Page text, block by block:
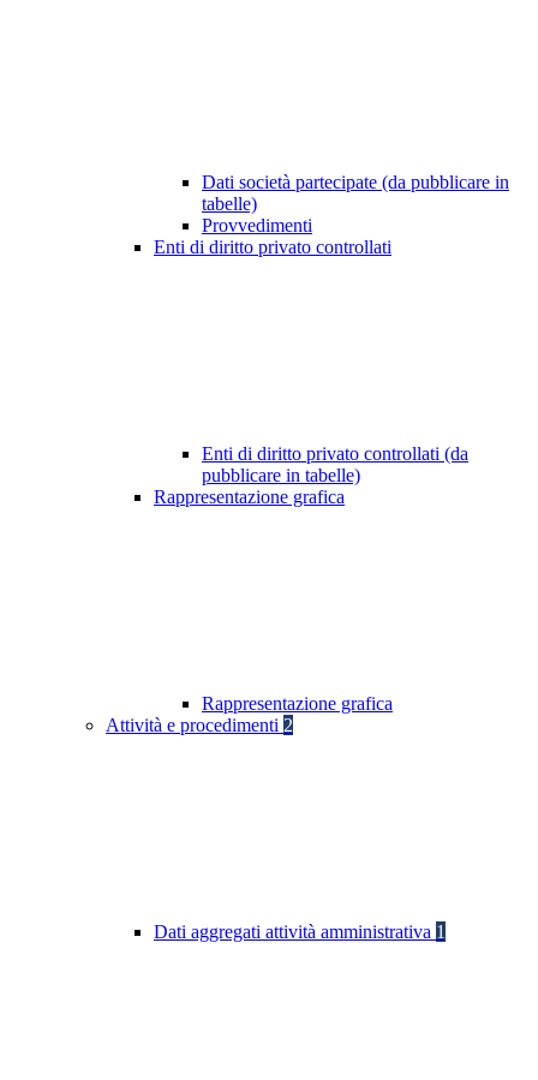
Dati società partecipate (da pubblicare in
tabelle)
Provvedimenti
Enti di diritto privato controllati
Enti di diritto privato controllati (da
pubblicare in tabelle)
Rappresentazione grafica
Rappresentazione grafica
Attività e procedimenti 2
Dati aggregati attività amministrativa 1